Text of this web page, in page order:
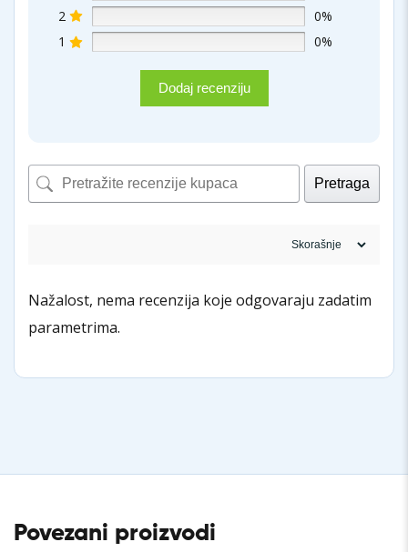
2
0%
1
0%
Dodaj recenziju
Pretraga
Nažalost, nema recenzija koje odgovaraju zadatim
parametrima.
Povezani proizvodi